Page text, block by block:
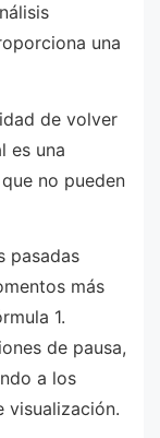
una
de volver
es una
no pueden
pasadas
más
1.
de pausa,
a los
visualización.